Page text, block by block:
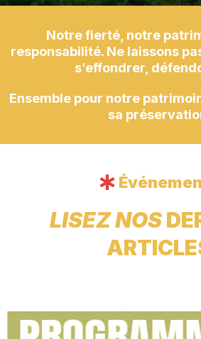
Notre fierté, notre
responsabilité. Ne laissons
s’effondrer,
Ensemble pour notre
sa
LISEZ NOS